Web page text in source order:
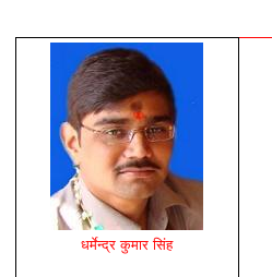
धर्मेन्द्र कुमार सिंह